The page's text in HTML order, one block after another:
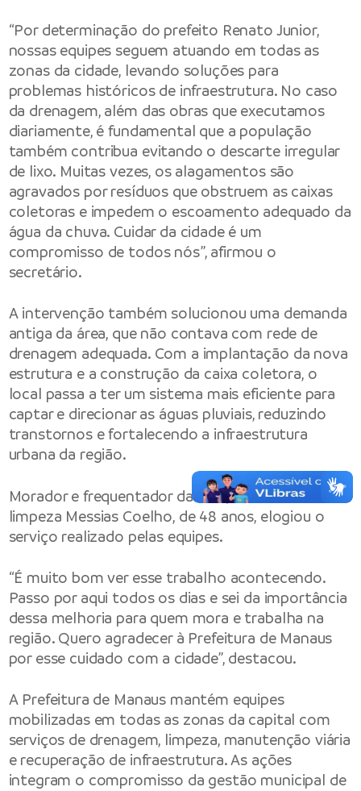
“Por determinação do prefeito Renato Junior,
nossas equipes seguem atuando em todas as
zonas da cidade, levando soluções para
problemas históricos de infraestrutura. No caso
da drenagem, além das obras que executamos
diariamente, é fundamental que a população
também contribua evitando o descarte irregular
de lixo. Muitas vezes, os alagamentos são
agravados por resíduos que obstruem as caixas
coletoras e impedem o escoamento adequado da
água da chuva. Cuidar da cidade é um
compromisso de todos nós”, afirmou o
secretário.
A intervenção também solucionou uma demanda
antiga da área, que não contava com rede de
drenagem adequada. Com a implantação da nova
estrutura e a construção da caixa coletora, o
local passa a ter um sistema mais eficiente para
captar e direcionar as águas pluviais, reduzindo
transtornos e fortalecendo a infraestrutura
urbana da região.
Morador e frequentador da área, o auxiliar de
limpeza Messias Coelho, de 48 anos, elogiou o
serviço realizado pelas equipes.
“É muito bom ver esse trabalho acontecendo.
Passo por aqui todos os dias e sei da importância
dessa melhoria para quem mora e trabalha na
região. Quero agradecer à Prefeitura de Manaus
por esse cuidado com a cidade”, destacou.
A Prefeitura de Manaus mantém equipes
mobilizadas em todas as zonas da capital com
serviços de drenagem, limpeza, manutenção viária
e recuperação de infraestrutura. As ações
integram o compromisso da gestão municipal de